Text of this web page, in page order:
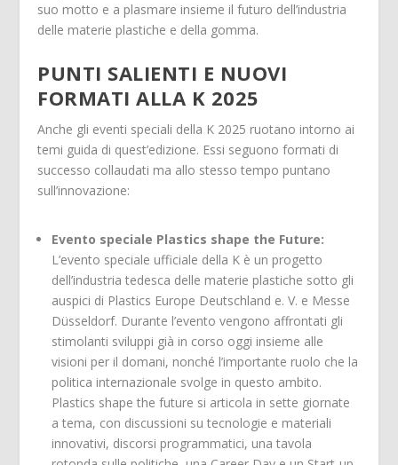
suo motto e a plasmare insieme il futuro dell’industria
delle materie plastiche e della gomma.
PUNTI SALIENTI E NUOVI
FORMATI ALLA K 2025
Anche gli eventi speciali della K 2025 ruotano intorno ai
temi guida di quest’edizione. Essi seguono formati di
successo collaudati ma allo stesso tempo puntano
sull’innovazione:
Evento speciale Plastics shape the Future:
L’evento speciale ufficiale della K è un progetto
dell’industria tedesca delle materie plastiche sotto gli
auspici di Plastics Europe Deutschland e. V. e Messe
Düsseldorf. Durante l’evento vengono affrontati gli
stimolanti sviluppi già in corso oggi insieme alle
visioni per il domani, nonché l’importante ruolo che la
politica internazionale svolge in questo ambito.
Plastics shape the future si articola in sette giornate
a tema, con discussioni su tecnologie e materiali
innovativi, discorsi programmatici, una tavola